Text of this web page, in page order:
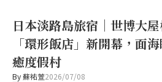
日本淡路島旅宿｜世博大
「環形飯店」新開幕，面
癒度假村
By蘇祐萱2026/07/08